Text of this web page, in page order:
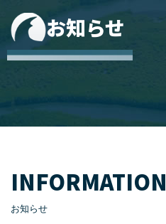
お知らせ
INFORMATION
お知らせ